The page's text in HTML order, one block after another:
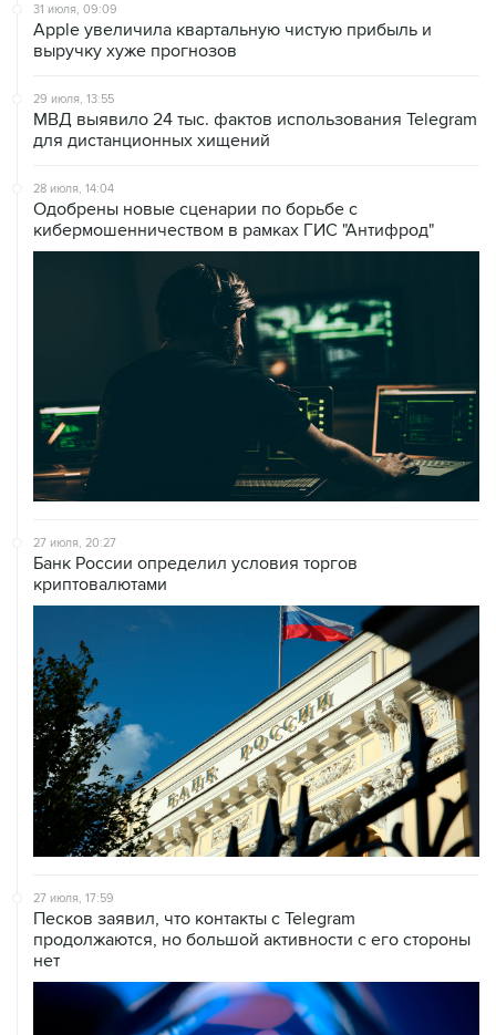
31 июля, 09:09
Аpple увеличила квартальную чистую прибыль и
выручку хуже прогнозов
29 июля, 13:55
МВД выявило 24 тыс. фактов использования Telegram
для дистанционных хищений
28 июля, 14:04
Одобрены новые сценарии по борьбе с
кибермошенничеством в рамках ГИС "Антифрод"
27 июля, 20:27
Банк России определил условия торгов
криптовалютами
27 июля, 17:59
Песков заявил, что контакты с Telegram
продолжаются, но большой активности с его стороны
нет